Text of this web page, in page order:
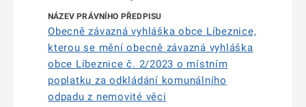
Obecně závazná vyhláška obce Líbeznice,
kterou se mění obecně závazná vyhláška
obce Líbeznice č. 2/2023 o místním
poplatku za odkládání komunálního
odpadu z nemovité věci